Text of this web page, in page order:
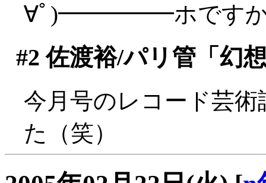
∀ﾟ)━━━━━ホですか
#2 佐渡裕/パリ管「幻
今月号のレコード芸
た（笑）